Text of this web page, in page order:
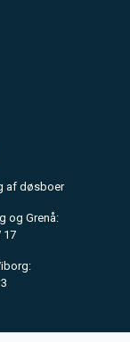
af døsboer
og Grenå:
17